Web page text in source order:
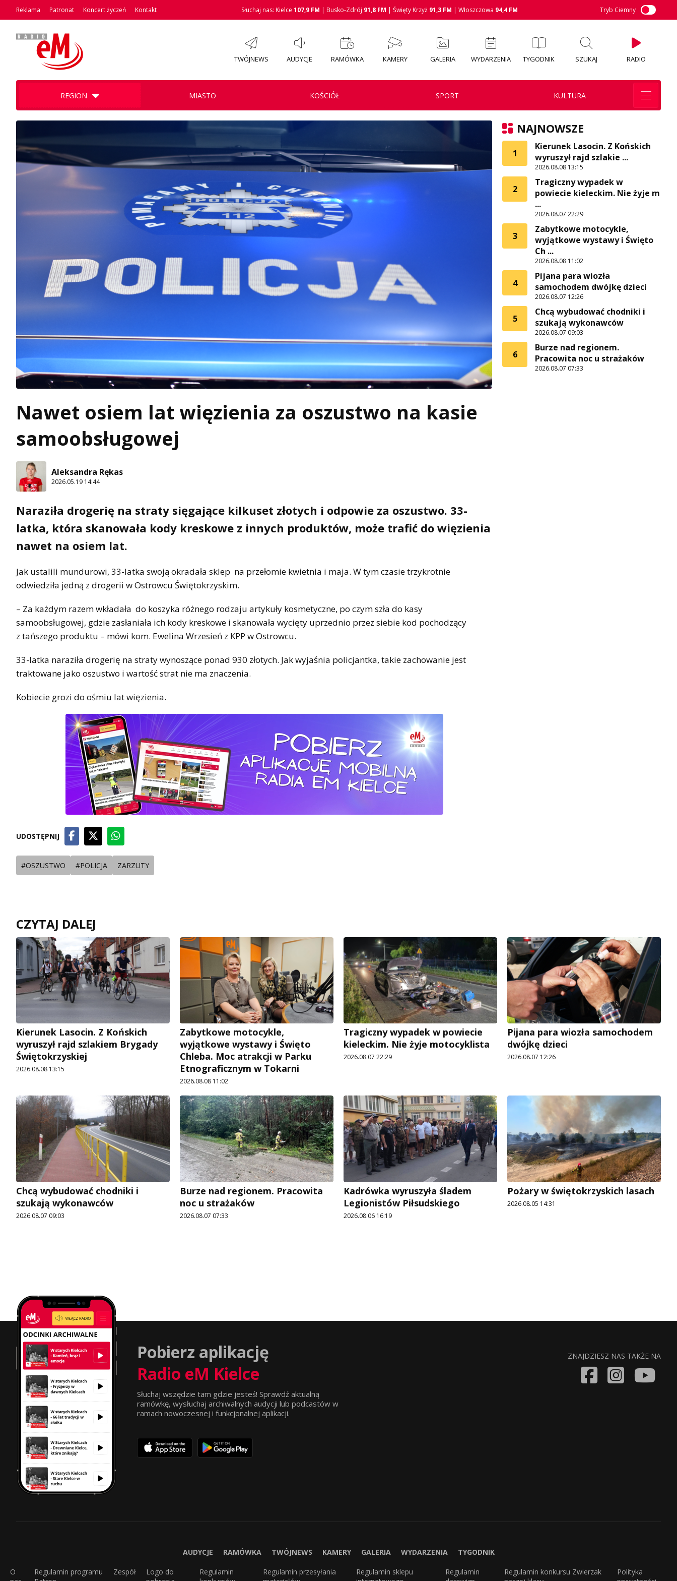
Reklama Patronat Koncert życzeń Kontakt Słuchaj nas: Kielce 107,9 FM | Busko-Zdrój 91,8 FM | Święty Krzyż 91,3 FM | Włoszczowa 94,4 FM Tryb Ciemny
TWÓJNEWS AUDYCJE RAMÓWKA KAMERY GALERIA WYDARZENIA TYGODNIK SZUKAJ RADIO
REGION MIASTO KOŚCIÓŁ SPORT KULTURA
Nawet osiem lat więzienia za oszustwo na kasie
samoobsługowej
Aleksandra Rękas
2026.05.19 14:44
Naraziła drogerię na straty sięgające kilkuset złotych i odpowie za oszustwo. 33-
latka, która skanowała kody kreskowe z innych produktów, może trafić do więzienia
nawet na osiem lat.
Jak ustalili mundurowi, 33-latka swoją okradała sklep na przełomie kwietnia i maja. W tym czasie trzykrotnie
odwiedziła jedną z drogerii w Ostrowcu Świętokrzyskim.
– Za każdym razem wkładała do koszyka różnego rodzaju artykuły kosmetyczne, po czym szła do kasy
samoobsługowej, gdzie zasłaniała ich kody kreskowe i skanowała wycięty uprzednio przez siebie kod pochodzący
z tańszego produktu – mówi kom. Ewelina Wrzesień z KPP w Ostrowcu.
33-latka naraziła drogerię na straty wynoszące ponad 930 złotych. Jak wyjaśnia policjantka, takie zachowanie jest
traktowane jako oszustwo i wartość strat nie ma znaczenia.
Kobiecie grozi do ośmiu lat więzienia.
UDOSTĘPNIJ
#OSZUSTWO #POLICJA ZARZUTY
NAJNOWSZE
1
Kierunek Lasocin. Z Końskich
wyruszył rajd szlakie ...
2026.08.08 13:15
2
Tragiczny wypadek w
powiecie kieleckim. Nie żyje m
...
2026.08.07 22:29
3
Zabytkowe motocykle,
wyjątkowe wystawy i Święto
Ch ...
2026.08.08 11:02
4
Pijana para wiozła
samochodem dwójkę dzieci
2026.08.07 12:26
5
Chcą wybudować chodniki i
szukają wykonawców
2026.08.07 09:03
6
Burze nad regionem.
Pracowita noc u strażaków
2026.08.07 07:33
CZYTAJ DALEJ
Kierunek Lasocin. Z Końskich
wyruszył rajd szlakiem Brygady
Świętokrzyskiej
2026.08.08 13:15
Zabytkowe motocykle,
wyjątkowe wystawy i Święto
Chleba. Moc atrakcji w Parku
Etnograficznym w Tokarni
2026.08.08 11:02
Tragiczny wypadek w powiecie
kieleckim. Nie żyje motocyklista
2026.08.07 22:29
Pijana para wiozła samochodem
dwójkę dzieci
2026.08.07 12:26
Chcą wybudować chodniki i
szukają wykonawców
2026.08.07 09:03
Burze nad regionem. Pracowita
noc u strażaków
2026.08.07 07:33
Kadrówka wyruszyła śladem
Legionistów Piłsudskiego
2026.08.06 16:19
Pożary w świętokrzyskich lasach
2026.08.05 14:31
Pobierz aplikację
Radio eM Kielce
Słuchaj wszędzie tam gdzie jesteś! Sprawdź aktualną
ramówkę, wysłuchaj archiwalnych audycji lub podcastów w
ramach nowoczesnej i funkcjonalnej aplikacji.
ZNAJDZIESZ NAS TAKŻE NA
AUDYCJE RAMÓWKA TWÓJNEWS KAMERY GALERIA WYDARZENIA TYGODNIK
O
Regulamin programu
Zespół
Logo do
Regulamin
Regulamin przesyłania
Regulamin sklepu
Regulamin
Regulamin konkursu Zwierzak
Polityka